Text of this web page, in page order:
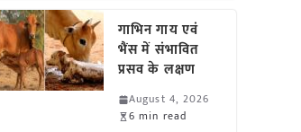
गाभिन गाय एवं
भैंस में संभावित
प्रसव के लक्षण
August 4, 2026
6 min read